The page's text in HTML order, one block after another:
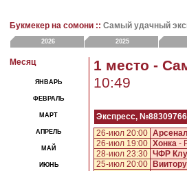
Букмекер на сомони :: Самый удачный
2026 2025
Месяц
ЯНВАРЬ
ФЕВРАЛЬ
МАРТ
АПРЕЛЬ
МАЙ
ИЮНЬ
1 место -
10:49
Экспресс,
26-июл 20:00 Арсенал
26-июл 19:00 Хонка -
28-июл 23:30 ЧФР
25-июл 20:00